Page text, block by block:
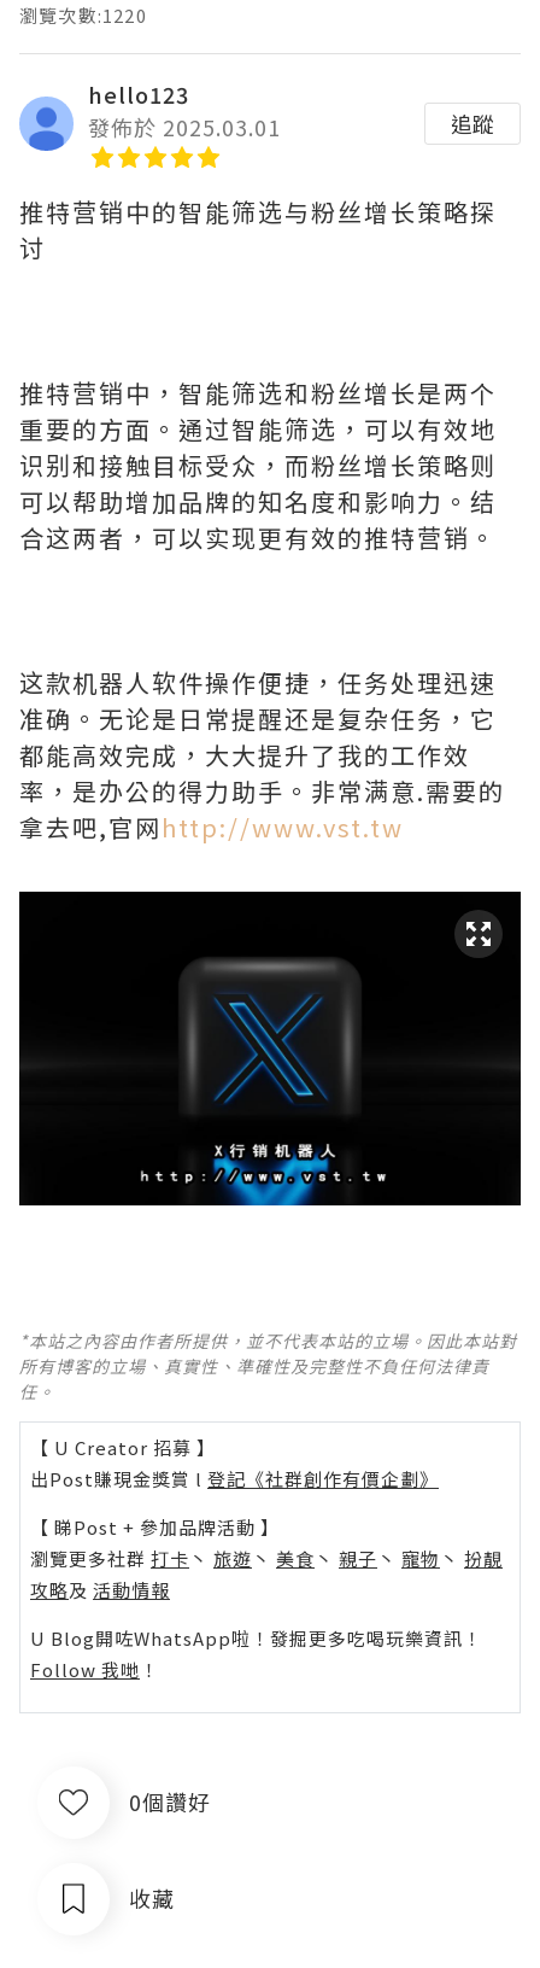
瀏覽次數:1220
hello123
發佈於 2025.03.01
追蹤
推特营销中的智能筛选与粉丝增长策略探
讨
推特营销中，智能筛选和粉丝增长是两个
重要的方面。通过智能筛选，可以有效地
识别和接触目标受众，而粉丝增长策略则
可以帮助增加品牌的知名度和影响力。结
合这两者，可以实现更有效的推特营销。
这款机器人软件操作便捷，任务处理迅速
准确。无论是日常提醒还是复杂任务，它
都能高效完成，大大提升了我的工作效
率，是办公的得力助手。非常满意.需要的
拿去吧,官网http://www.vst.tw
*本站之內容由作者所提供，並不代表本站的立場。因此本站對
所有博客的立場、真實性、準確性及完整性不負任何法律責
任。
【 U Creator 招募 】
出Post賺現金獎賞 l 登記《社群創作有價企劃》
【 睇Post + 參加品牌活動 】
瀏覽更多社群 打卡 丶 旅遊 丶 美食 丶 親子 丶 寵物 丶 扮靚
攻略及 活動情報
U Blog開咗WhatsApp啦！發掘更多吃喝玩樂資訊！
Follow 我哋 ！
0個讚好
收藏